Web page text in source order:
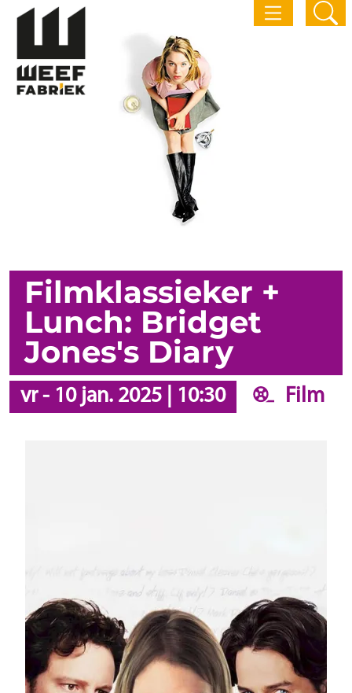
Filmklassieker +
Lunch: Bridget
Jones's Diary
vr- 10 jan. 2025| 10:30 Film